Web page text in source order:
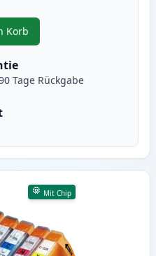
anzupassen
Korb
, 10 stück Canon PGI-525 &
Tage Rückgabe
Mit Chip